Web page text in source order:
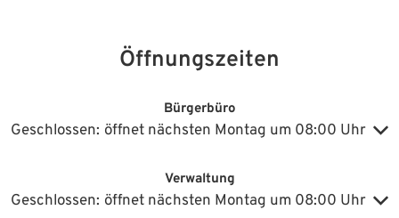
Öffnungszeiten
Bürgerbüro
Klicken, um weitere Öffnungs- oder Schließzeiten auszublenden
Geschlossen: öffnet nächsten Montag um 08:00 Uhr
Verwaltung
Klicken, um weitere Öffnungs- oder Schließzeiten auszublenden
Geschlossen: öffnet nächsten Montag um 08:00 Uhr